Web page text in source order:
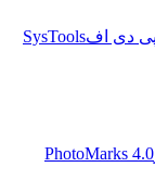
SysTools
PhotoMarks 4.0